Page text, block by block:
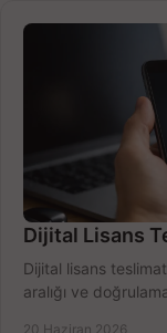
Dijital Lisans
Dijital lisans
aralığı ve
20 Haziran 2026